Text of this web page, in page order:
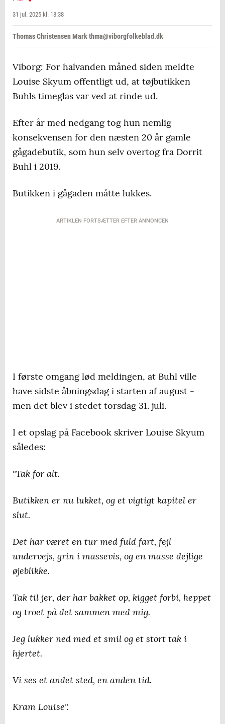
31 jul. 2025 kl. 18:38
Thomas Christensen Mark thma@viborgfolkeblad.dk
Viborg: For halvanden måned siden meldte
Louise Skyum offentligt ud, at tøjbutikken
Buhls timeglas var ved at rinde ud.
Efter år med nedgang tog hun nemlig
konsekvensen for den næsten 20 år gamle
gågadebutik, som hun selv overtog fra Dorrit
Buhl i 2019.
Butikken i gågaden måtte lukkes.
ARTIKLEN FORTSÆTTER EFTER ANNONCEN
I første omgang lød meldingen, at Buhl ville
have sidste åbningsdag i starten af august -
men det blev i stedet torsdag 31. juli.
I et opslag på Facebook skriver Louise Skyum
således:
"Tak for alt.
Butikken er nu lukket, og et vigtigt kapitel er
slut.
Det har været en tur med fuld fart, fejl
undervejs, grin i massevis, og en masse dejlige
øjeblikke.
Tak til jer, der har bakket op, kigget forbi, heppet
og troet på det sammen med mig.
Jeg lukker ned med et smil og et stort tak i
hjertet.
Vi ses et andet sted, en anden tid.
Kram Louise".